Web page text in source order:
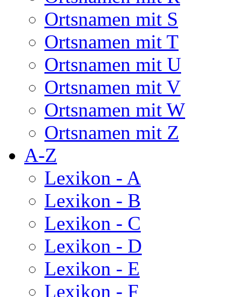
Ortsnamen mit S
Ortsnamen mit T
Ortsnamen mit U
Ortsnamen mit V
Ortsnamen mit W
Ortsnamen mit Z
A-Z
Lexikon - A
Lexikon - B
Lexikon - C
Lexikon - D
Lexikon - E
Lexikon - F